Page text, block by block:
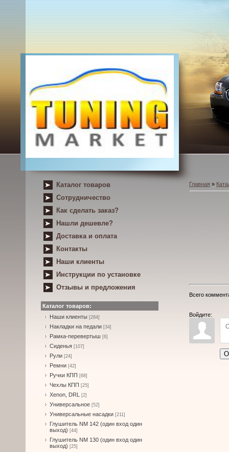
Каталог товаров
Сотрудничество
Как сделать заказ?
Нашли дешевле?
Доставка и оплата
Контакты
Наши клиенты
Инструкции по установке
Отзывы и предложения
Каталог товаров:
Наши клиенты [284]
Накладки на педали [34]
Рамка-перевертыш [6]
Сиденья [107]
Рули [24]
Ремни [42]
Ручки КПП [68]
Чехлы КПП [25]
Xenon, DRL [2]
Универсальное [52]
Универсальные насадки [211]
Глушитель NM 142 (один вход один
выход) [44]
Глушитель NM 130 (один вход один
выход) [25]
Главная »
Всего
Войдите: